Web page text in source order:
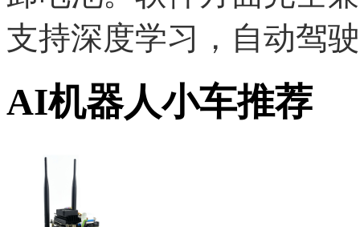
支持深度学习，自动驾
AI机器人小车推荐